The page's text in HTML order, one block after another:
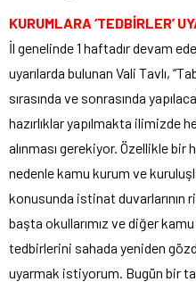
KURUMLARA ‘TEDBİRLER’
İl genelinde 1 haftadır devam
uyarılarda bulunan Vali Tavlı,
sırasında ve sonrasında
hazırlıklar yapılmakta ilimizde
alınması gerekiyor. Özellikle bir
nedenle kamu kurum ve
konusunda istinat duvarlarının
başta okullarımız ve diğer
tedbirlerini sahada yeniden
uyarmak istiyorum. Bugün bir